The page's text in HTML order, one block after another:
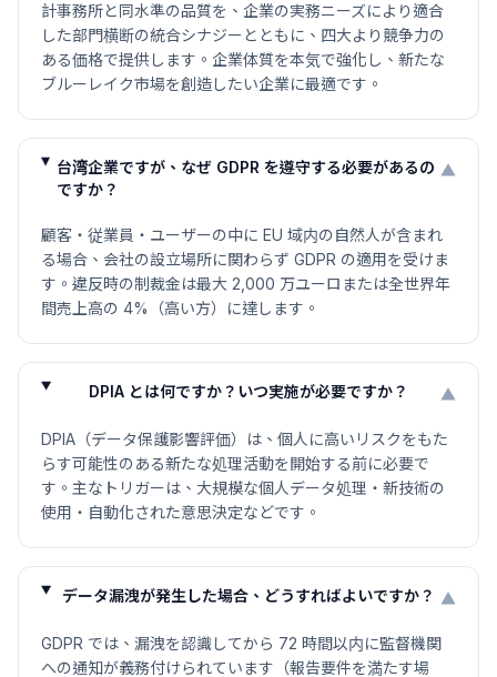
計事務所と同水準の品質を、企業の実務ニーズにより適合
した部門横断の統合シナジーとともに、四大より競争力の
ある価格で提供します。企業体質を本気で強化し、新たな
ブルーレイク市場を創造したい企業に最適です。
台湾企業ですが、なぜ GDPR を遵守する必要があるの
ですか？
▼
顧客・従業員・ユーザーの中に EU 域内の自然人が含まれ
る場合、会社の設立場所に関わらず GDPR の適用を受けま
す。違反時の制裁金は最大 2,000 万ユーロまたは全世界年
間売上高の 4%（高い方）に達します。
DPIA とは何ですか？いつ実施が必要ですか？ ▼
DPIA（データ保護影響評価）は、個人に高いリスクをもた
らす可能性のある新たな処理活動を開始する前に必要で
す。主なトリガーは、大規模な個人データ処理・新技術の
使用・自動化された意思決定などです。
データ漏洩が発生した場合、どうすればよいですか？ ▼
GDPR では、漏洩を認識してから 72 時間以内に監督機関
への通知が義務付けられています（報告要件を満たす場